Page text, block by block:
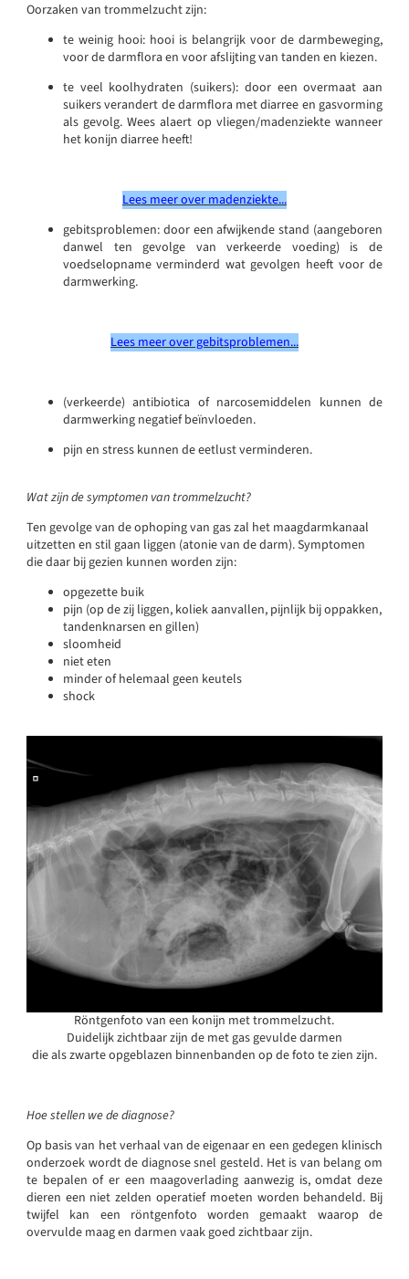
Oorzaken van trommelzucht zijn:
te weinig hooi: hooi is belangrijk voor de darmbeweging,
voor de darmflora en voor afslijting van tanden en kiezen.
te veel koolhydraten (suikers): door een overmaat aan
suikers verandert de darmflora met diarree en gasvorming
als gevolg. Wees alaert op vliegen/madenziekte wanneer
het konijn diarree heeft!
Lees meer over madenziekte...
gebitsproblemen: door een afwijkende stand (aangeboren
danwel ten gevolge van verkeerde voeding) is de
voedselopname verminderd wat gevolgen heeft voor de
darmwerking.
Lees meer over gebitsproblemen...
(verkeerde) antibiotica of narcosemiddelen kunnen de
darmwerking negatief beïnvloeden.
pijn en stress kunnen de eetlust verminderen.
Wat zijn de symptomen van trommelzucht?
Ten gevolge van de ophoping van gas zal het maagdarmkanaal
uitzetten en stil gaan liggen (atonie van de darm). Symptomen
die daar bij gezien kunnen worden zijn:
opgezette buik
pijn (op de zij liggen, koliek aanvallen, pijnlijk bij oppakken,
tandenknarsen en gillen)
sloomheid
niet eten
minder of helemaal geen keutels
shock
Röntgenfoto van een konijn met trommelzucht.
Duidelijk zichtbaar zijn de met gas gevulde darmen
die als zwarte opgeblazen binnenbanden op de foto te zien zijn.
Hoe stellen we de diagnose?
Op basis van het verhaal van de eigenaar en een gedegen klinisch
onderzoek wordt de diagnose snel gesteld. Het is van belang om
te bepalen of er een maagoverlading aanwezig is, omdat deze
dieren een niet zelden operatief moeten worden behandeld. Bij
twijfel kan een röntgenfoto worden gemaakt waarop de
overvulde maag en darmen vaak goed zichtbaar zijn.